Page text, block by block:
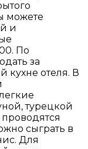
можете
и
По
за
кухне отеля. В
турецкой
сыграть в
Для